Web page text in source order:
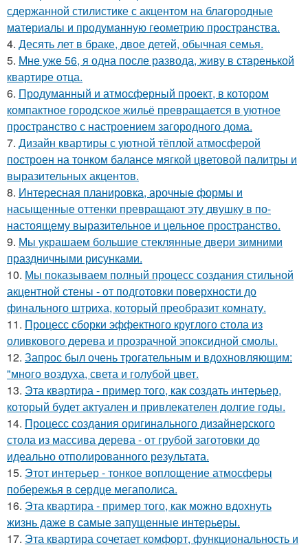
сдержанной стилистике с акцентом на благородные
материалы и продуманную геометрию пространства.
4. Десять лет в браке, двое детей, обычная семья.
5. Мне уже 56, я одна после развода, живу в старенькой
квартире отца.
6. Продуманный и атмосферный проект, в котором
компактное городское жильё превращается в уютное
пространство с настроением загородного дома.
7. Дизайн квартиры с уютной тёплой атмосферой
построен на тонком балансе мягкой цветовой палитры и
выразительных акцентов.
8. Интересная планировка, арочные формы и
насыщенные оттенки превращают эту двушку в по-
настоящему выразительное и цельное пространство.
9. Мы украшаем большие стеклянные двери зимними
праздничными рисунками.
10. Мы показываем полный процесс создания стильной
акцентной стены - от подготовки поверхности до
финального штриха, который преобразит комнату.
11. Процесс сборки эффектного круглого стола из
оливкового дерева и прозрачной эпоксидной смолы.
12. Запрос был очень трогательным и вдохновляющим:
"много воздуха, света и голубой цвет.
13. Эта квартира - пример того, как создать интерьер,
который будет актуален и привлекателен долгие годы.
14. Процесс создания оригинального дизайнерского
стола из массива дерева - от грубой заготовки до
идеально отполированного результата.
15. Этот интерьер - тонкое воплощение атмосферы
побережья в сердце мегаполиса.
16. Эта квартира - пример того, как можно вдохнуть
жизнь даже в самые запущенные интерьеры.
17. Эта квартира сочетает комфорт, функциональность и